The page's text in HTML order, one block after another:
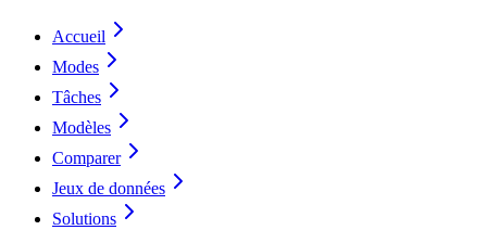
Accueil
Modes
Tâches
Modèles
Comparer
Jeux de données
Solutions